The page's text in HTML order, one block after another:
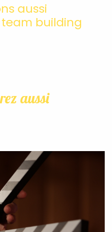
aussi
building
aussi